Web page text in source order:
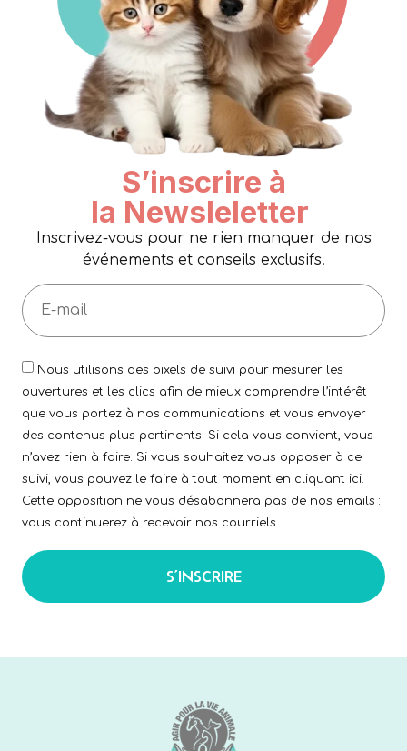
S’inscrire à
la Newsleletter
Inscrivez-vous pour ne rien manquer de nos
événements et conseils exclusifs.
Nous utilisons des pixels de suivi pour mesurer les
ouvertures et les clics afin de mieux comprendre l’intérêt
que vous portez à nos communications et vous envoyer
des contenus plus pertinents. Si cela vous convient, vous
n’avez rien à faire. Si vous souhaitez vous opposer à ce
suivi, vous pouvez le faire à tout moment en cliquant ici.
Cette opposition ne vous désabonnera pas de nos emails :
vous continuerez à recevoir nos courriels.
S’INSCRIRE